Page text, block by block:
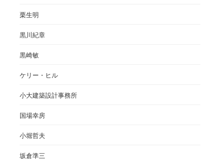
栗生明
黒川紀章
黒崎敏
ケリー・ヒル
小大建築設計事務所
国場幸房
小堀哲夫
坂倉準三